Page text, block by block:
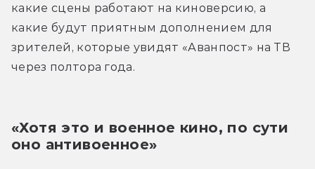
какие сцены работают на киноверсию, а
какие будут приятным дополнением для
зрителей, которые увидят «Аванпост» на ТВ
через полтора года.
«Хотя это и военное кино, по сути
оно антивоенное»